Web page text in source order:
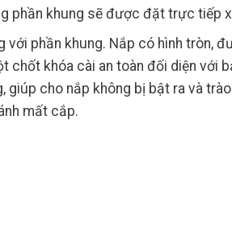
phần khung sẽ được đặt trực tiếp
phần khung. Nắp có hình tròn,
chốt khóa cài an toàn đối diện với
giúp cho nắp không bị bật ra và
mất cắp.